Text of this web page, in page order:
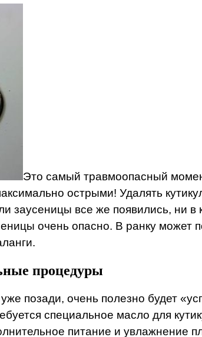
Это самый травмоопасный
острыми! Удалять
заусеницы все же появились, ни
очень опасно. В ранку может
процедуры
позади, очень полезно будет
специальное масло для
питание и увлажнение